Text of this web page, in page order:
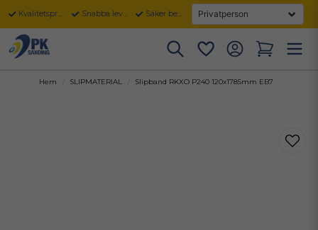
Kvalitetsprodukter Snabba leveranser Säker betalning
Hem SLIPMATERIAL Slipband RKXO P240 120x1785mm EB7